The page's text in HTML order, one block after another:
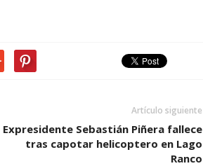
Artículo siguiente
Expresidente Sebastián Piñera fallece
tras capotar helicoptero en Lago
Ranco